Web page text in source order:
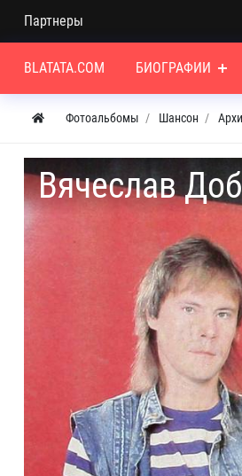
Партнеры
BLATATA.COM БИОГРАФИИ
Фотоальбомы Шансон
Вячеслав